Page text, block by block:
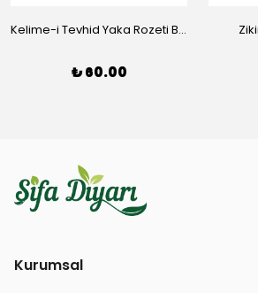
Kelime-i Tevhid Yaka Rozeti Beyaz
₺ 60.00
Kurumsal